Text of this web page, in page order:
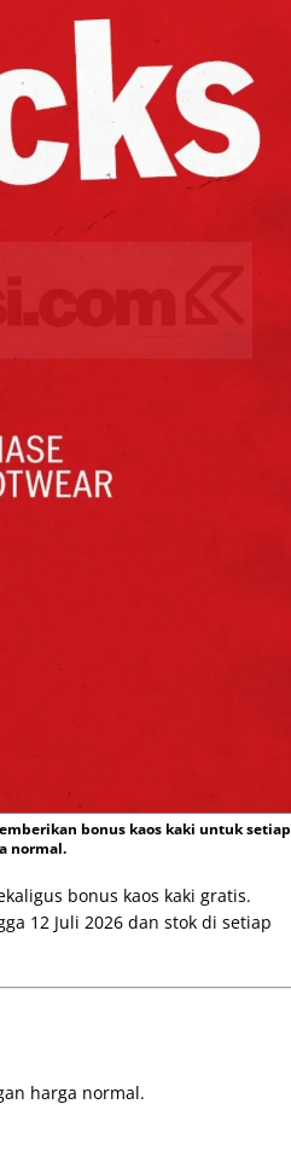
bonus kaos kaki untuk setiap
normal.
bonus kaos kaki gratis.
12 Juli 2026 dan stok di setiap
harga normal.